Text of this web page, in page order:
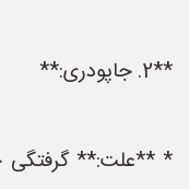
**2. جاپودری:**
* **علت:** گرفتگی